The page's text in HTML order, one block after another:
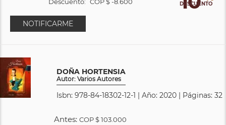
DESCUENTO
NOTIFICARME
DOÑA HORTENSIA
Autor: Varios Autores
Isbn: 978-84-18302-12-1 | Año: 2020 | Páginas: 32
Antes:COP$ 103.000